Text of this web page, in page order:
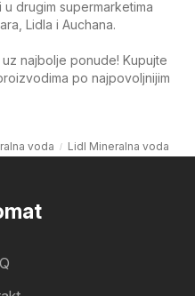
drugim supermarketima
Lidla i Auchana.
najbolje ponude! Kupujte
po najpovoljnijim
voda Lidl Mineralna voda